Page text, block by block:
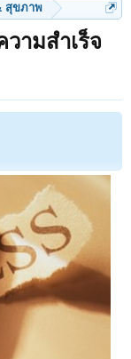
สุขภาพ
ามสำเร็จ